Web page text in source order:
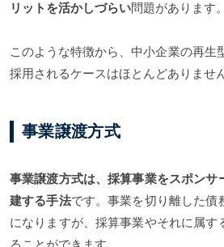
リットを活かしづらい問題があります。
このような特徴から、中小企業の再生
採用されるケースはほとんどありません
事業譲渡方式
事業譲渡方式は、採算事業をスポンサ
建する手法です。事業を切り離した債
になりますが、採算事業やそれに属す